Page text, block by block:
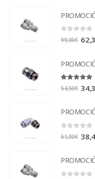
0 out of 5
99,00€
5.00out of
54,50€
0 out of 5
61,00€